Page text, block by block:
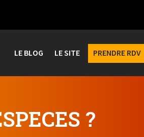
LE BLOG LE SITE PRENDRE RDV
?